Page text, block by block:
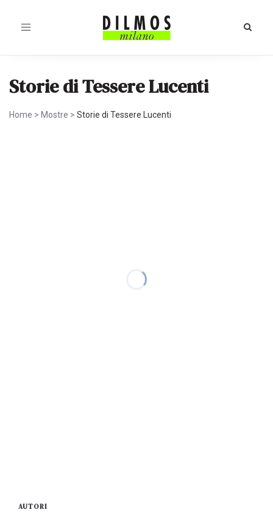
Toggle
Storie di Tessere Lucenti
Home > Mostre > Storie di Tessere Lucenti
AUTORI